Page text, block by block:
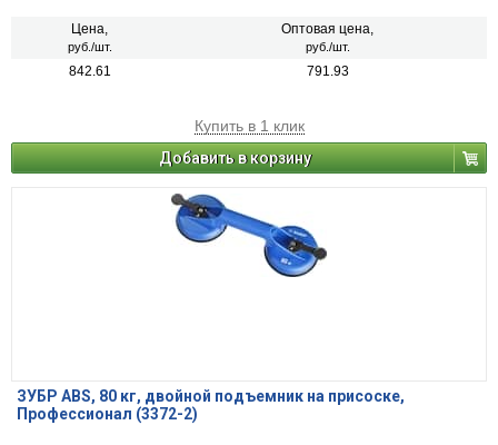
Цена,
руб./шт.
Оптовая цена,
руб./шт.
842.61 791.93
Купить в 1 клик
Добавить в корзину
ЗУБР ABS, 80 кг, двойной подъемник на присоске,
Профессионал (3372-2)